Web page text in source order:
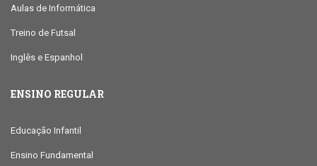
Aulas de Informática
Treino de Futsal
Inglês e Espanhol
ENSINO REGULAR
Educação Infantil
Ensino Fundamental